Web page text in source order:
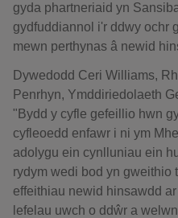
gyda phartneriaid yn
gydfuddiannol i'r ddwy ochr
mewn perthynas â newid
Dywedodd Ceri Williams,
Penrhyn, Ymddiriedolaeth
"Bydd y cyfle gefeillio hwn
cyfleoedd enfawr i ni ym
adolygu ein cynlluniau ein
rydym wedi bod yn gweithio
effeithiau newid hinsawdd
lefelau uwch o ddŵr a